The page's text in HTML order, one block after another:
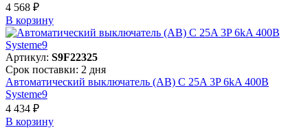
4 568 ₽
В корзинy
Артикул: S9F22325
Срок поставки: 2 дня
Автоматический выключатель (АВ) C 25A 3P 6kA 400В
Systeme9
4 434 ₽
В корзинy